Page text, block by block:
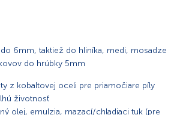
6mm, taktiež do hliníka, medi, mosadze
do hrúbky 5mm
z kobaltovej oceli pre priamočiare píly
životnosť
olej, emulzia, mazací/chladiaci tuk (pre